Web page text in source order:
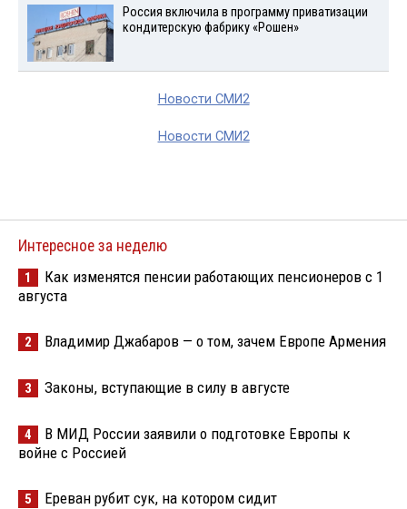
Россия включила в программу приватизации
кондитерскую фабрику «Рошен»
Новости СМИ2
Новости СМИ2
Интересное за неделю
1
Как изменятся пенсии работающих пенсионеров с 1
августа
2 Владимир Джабаров — о том, зачем Европе Армения
3 Законы, вступающие в силу в августе
4
В МИД России заявили о подготовке Европы к
войне с Россией
5 Ереван рубит сук, на котором сидит